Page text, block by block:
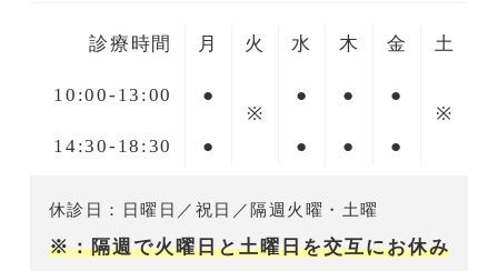
診療時間 月 火 水 木 金 土
10:00-13:00
●
※
● ●
●
※
14:30-18:30
● ● ● ●
休診日：日曜日／祝日／隔週火曜・土曜
※：隔週で火曜日と土曜日を交互にお休み